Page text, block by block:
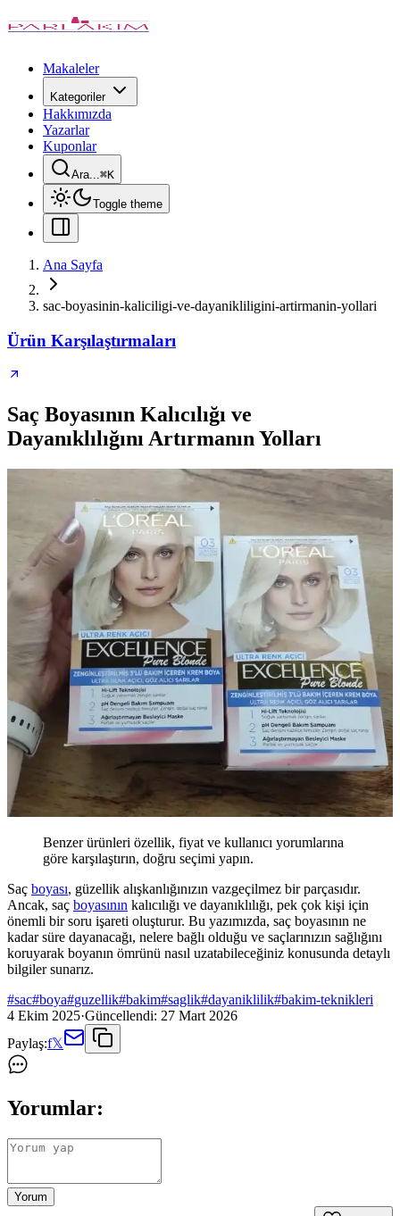
Makaleler
Kategoriler
Hakkımızda
Yazarlar
Kuponlar
Ara...⌘K
Toggle theme
Ana Sayfa
sac-boyasinin-kaliciligi-ve-dayanikliligini-artirmanin-yollari
Ürün Karşılaştırmaları
Saç Boyasının Kalıcılığı ve
Dayanıklılığını Artırmanın Yolları
Benzer ürünleri özellik, fiyat ve kullanıcı yorumlarına
göre karşılaştırın, doğru seçimi yapın.
Saç boyası, güzellik alışkanlığınızın vazgeçilmez bir parçasıdır.
Ancak, saç boyasının kalıcılığı ve dayanıklılığı, pek çok kişi için
önemli bir soru işareti oluşturur. Bu yazımızda, saç boyasının ne
kadar süre dayanacağı, nelere bağlı olduğu ve saçlarınızın sağlığını
koruyarak boyanın ömrünü nasıl uzatabileceğiniz konusunda detaylı
bilgiler sunarız.
#sac#boya#guzellik#bakim#saglik#dayaniklilik#bakim-teknikleri
4 Ekim 2025·Güncellendi: 27 Mart 2026
Paylaş:f𝕏
Yorumlar:
Yorum